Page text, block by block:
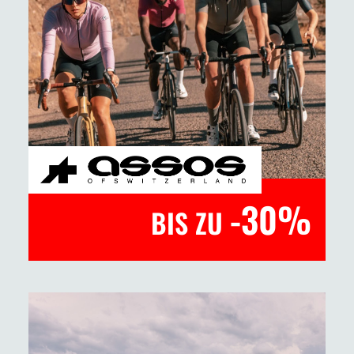
BIS ZU -30%
Jetzt entdecken